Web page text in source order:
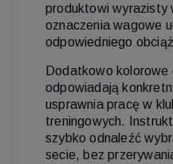
produktowi wyrazisty
oznaczenia wagowe
odpowiedniego
Dodatkowo kolorowe
odpowiadają
usprawnia pracę w
treningowych.
szybko odnaleźć
secie, bez